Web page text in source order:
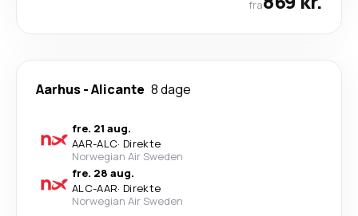
fra
Aarhus-Alicante 8 dage
fre. 21 aug.
AAR-ALC· Direkte
Norwegian Air Sweden
fre. 28 aug.
ALC-AAR· Direkte
Norwegian Air Sweden